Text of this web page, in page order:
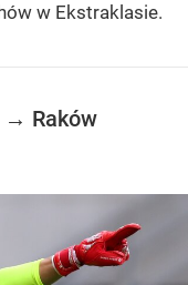
w Ekstraklasie.
→ Raków